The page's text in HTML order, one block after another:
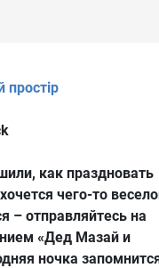
простір
как праздновать
чего-то
– отправляйтесь на
«Дед Мазай и
ночка